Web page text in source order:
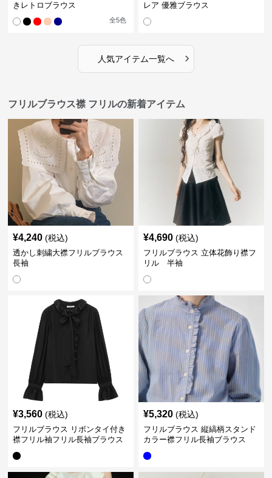
きレトロブラウス
全5色
レア 優雅ブラウス
人気アイテム一覧へ ›
フリルブラウス襟 フリルの新着アイテム
¥4,240 (税込)
透かし刺繍大襟フリルブラウス
長袖
¥4,690 (税込)
フリルブラウス 立体花飾り襟フ
リル 半袖
¥3,560 (税込)
フリルブラウス リボンタイ付き
襟フリル袖フリル長袖ブラウス
¥5,320 (税込)
フリルブラウス 縦縞柄スタンド
カラー襟フリル長袖ブラウス